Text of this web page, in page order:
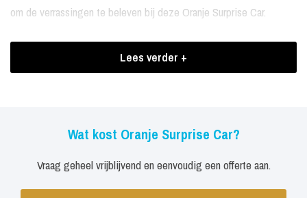
om de verrassingen te beleven bij deze Oranje Surprise Car.
Welke verrassingen zitten er verstopt in de Oranje Surprise Car?
Limonadekabouter of Lollyboom (keuze)
Boekingen Oranje Surprise Car
Lees verder +
Wat kost Oranje Surprise Car?
Vraag geheel vrijblijvend en eenvoudig een offerte aan.